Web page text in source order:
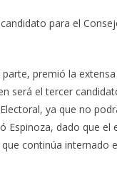
para el
parte, premió la
será el tercer
ya que no
Espinoza, dado que
continúa internado